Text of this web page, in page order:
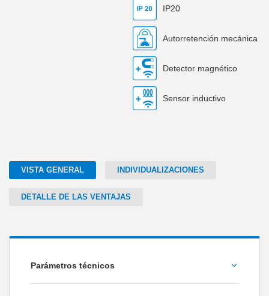
IP20
Autorretención mecánica
Detector magnético
Sensor inductivo
VISTA GENERAL INDIVIDUALIZACIONES
DETALLE DE LAS VENTAJAS
Parámetros técnicos
Fuerza de agarre [N]